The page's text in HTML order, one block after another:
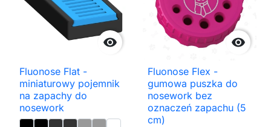

Fluonose Flat -
miniaturowy pojemnik
na zapachy do
nosework

Fluonose Flex -
gumowa puszka do
nosework bez
oznaczeń zapachu (5
cm)